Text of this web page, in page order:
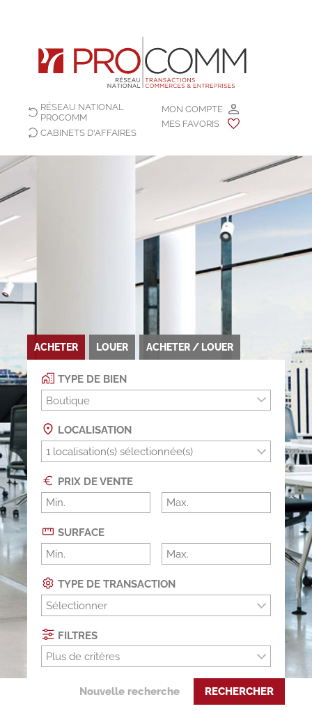
MON COMPTE
MES FAVORIS
RÉSEAU NATIONAL
PROCOMM
CABINETS D'AFFAIRES
ACHETER LOUER ACHETER / LOUER
TYPE DE BIEN
Boutique
LOCALISATION
PRIX DE VENTE
SURFACE
TYPE DE TRANSACTION
Sélectionner
FILTRES
Plus de critères
Nouvelle recherche RECHERCHER